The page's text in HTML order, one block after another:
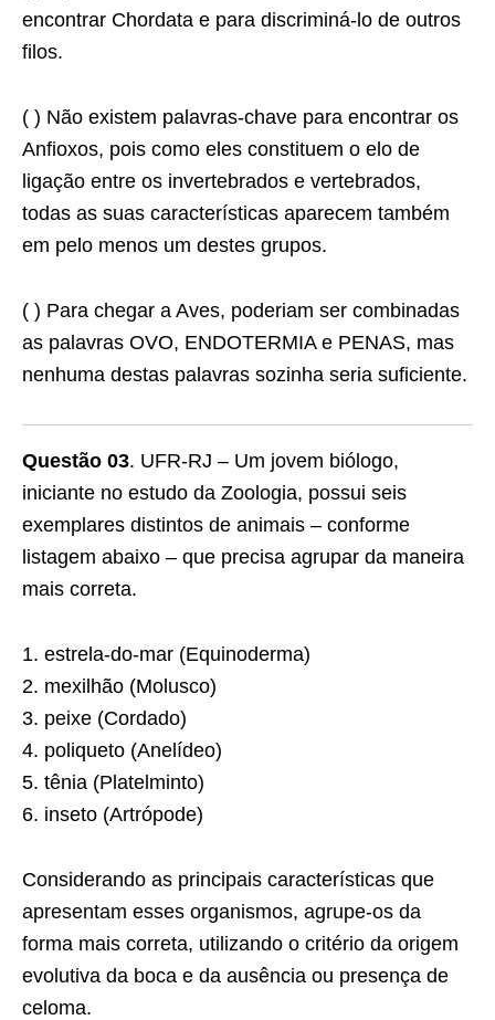
encontrar Chordata e para discriminá-lo de outros
filos.
( ) Não existem palavras-chave para encontrar os
Anfioxos, pois como eles constituem o elo de
ligação entre os invertebrados e vertebrados,
todas as suas características aparecem também
em pelo menos um destes grupos.
( ) Para chegar a Aves, poderiam ser combinadas
as palavras OVO, ENDOTERMIA e PENAS, mas
nenhuma destas palavras sozinha seria suficiente.
Questão 03. UFR-RJ – Um jovem biólogo,
iniciante no estudo da Zoologia, possui seis
exemplares distintos de animais – conforme
listagem abaixo – que precisa agrupar da maneira
mais correta.
1. estrela-do-mar (Equinoderma)
2. mexilhão (Molusco)
3. peixe (Cordado)
4. poliqueto (Anelídeo)
5. tênia (Platelminto)
6. inseto (Artrópode)
Considerando as principais características que
apresentam esses organismos, agrupe-os da
forma mais correta, utilizando o critério da origem
evolutiva da boca e da ausência ou presença de
celoma.